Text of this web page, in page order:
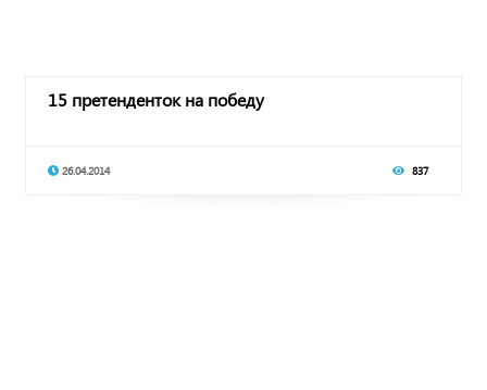
15 претенденток на победу
26.04.2014 837